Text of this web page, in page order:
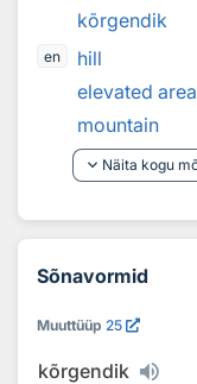
kõrgendik
en
hill
elevated area
mountain
keyboard_arrow_down Näita kogu
Sõnavormid
Muuttüüp 25
kõrgendik